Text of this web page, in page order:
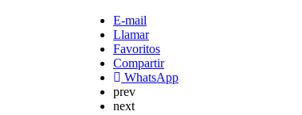
E-mail
Llamar
Favoritos
Compartir
WhatsApp
prev
next